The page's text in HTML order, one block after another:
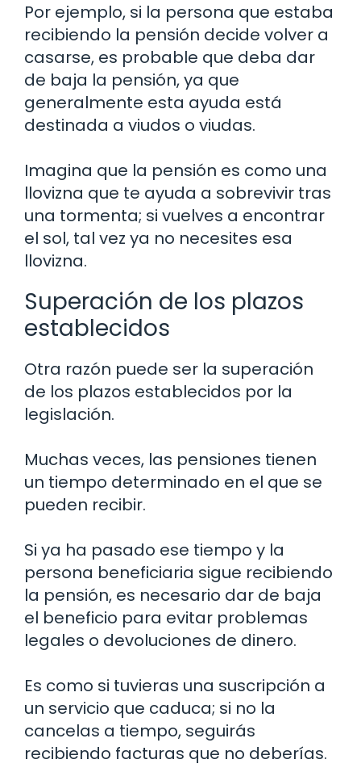
Por ejemplo, si la persona que estaba
recibiendo la pensión decide volver a
casarse, es probable que deba dar
de baja la pensión, ya que
generalmente esta ayuda está
destinada a viudos o viudas.
Imagina que la pensión es como una
llovizna que te ayuda a sobrevivir tras
una tormenta; si vuelves a encontrar
el sol, tal vez ya no necesites esa
llovizna.
Superación de los plazos
establecidos
Otra razón puede ser la superación
de los plazos establecidos por la
legislación.
Muchas veces, las pensiones tienen
un tiempo determinado en el que se
pueden recibir.
Si ya ha pasado ese tiempo y la
persona beneficiaria sigue recibiendo
la pensión, es necesario dar de baja
el beneficio para evitar problemas
legales o devoluciones de dinero.
Es como si tuvieras una suscripción a
un servicio que caduca; si no la
cancelas a tiempo, seguirás
recibiendo facturas que no deberías.